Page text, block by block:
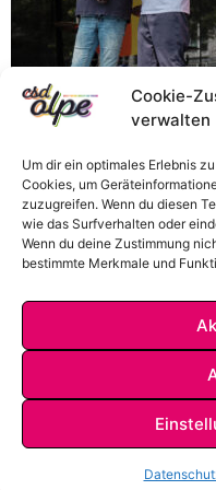
Cookie-
verwalten
Um dir ein optimales Erlebnis
Cookies, um
zuzugreifen. Wenn du diesen
wie das Surfverhalten oder
Wenn du deine Zustimmung
bestimmte Merkmale und